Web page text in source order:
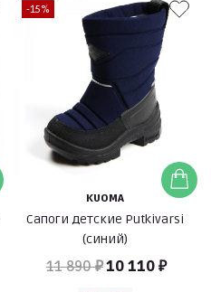
-15%
KUOMA
Сапоги детские Putkivarsi
(синий)
11 890 ₽10 110 ₽